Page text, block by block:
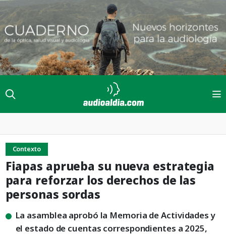
Contexto
Fiapas aprueba su nueva estrategia
para reforzar los derechos de las
personas sordas
La asamblea aprobó la Memoria de Actividades y
el estado de cuentas correspondientes a 2025,